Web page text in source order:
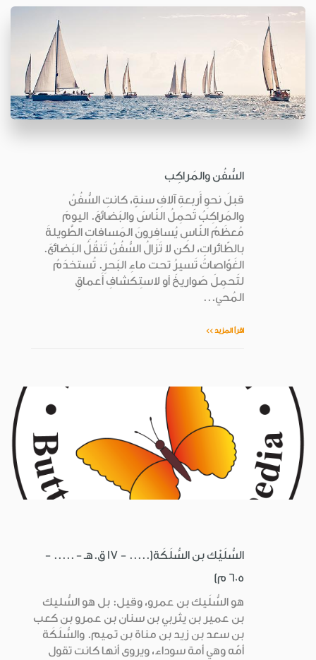
السُّفُن والمَراكِب
قبلَ نحوِ أَربعةِ آلافِ سنةٍ، كانتِ السُّفُنُ
والمَراكِبُ تَحمِلُ النّاسَ والبَضائعَ. اليومَ
مُعظَمُ النّاسِ يُسافِرونَ المَسافاتِ الطَّويلةَ
بالطّائراتِ، لكن لا تَزالُ السُّفُنُ تَنقُلُ البَضائعَ.
الغَوّاصاتُ تَسيرُ تحت ماءِ البَحرِ. تُستخدَمُ
لتَحمِلَ صَواريخَ أو لاستِكشافِ أَعماقِ
المُحي...
اقرأ المزيد >>
السُّلَيْك بن السُّلَكَة(..... - 17 ق.هـ - ..... -
605 م)
هو السُّلَيك بن عمرو، وقيل: بل هو السُّليك
بن عمير بن يثربي بن سنان بن عمرو بن كعب
بن سعد بن زيد بن مناة بن تميم. والسُّلَكَة
أمّه وهي أمة سوداء، ويروى أنها كانت تقول